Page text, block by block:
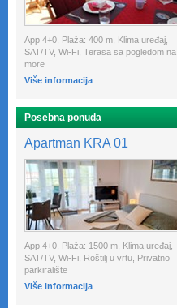
App 4+0, Plaža: 400 m, Klima uređaj,
SAT/TV, Wi-Fi, Terasa sa pogledom na
more
Više informacija
Posebna ponuda
Apartman KRA 01
App 4+0, Plaža: 1500 m, Klima uređaj,
SAT/TV, Wi-Fi, Roštilj u vrtu, Privatno
parkiralište
Više informacija